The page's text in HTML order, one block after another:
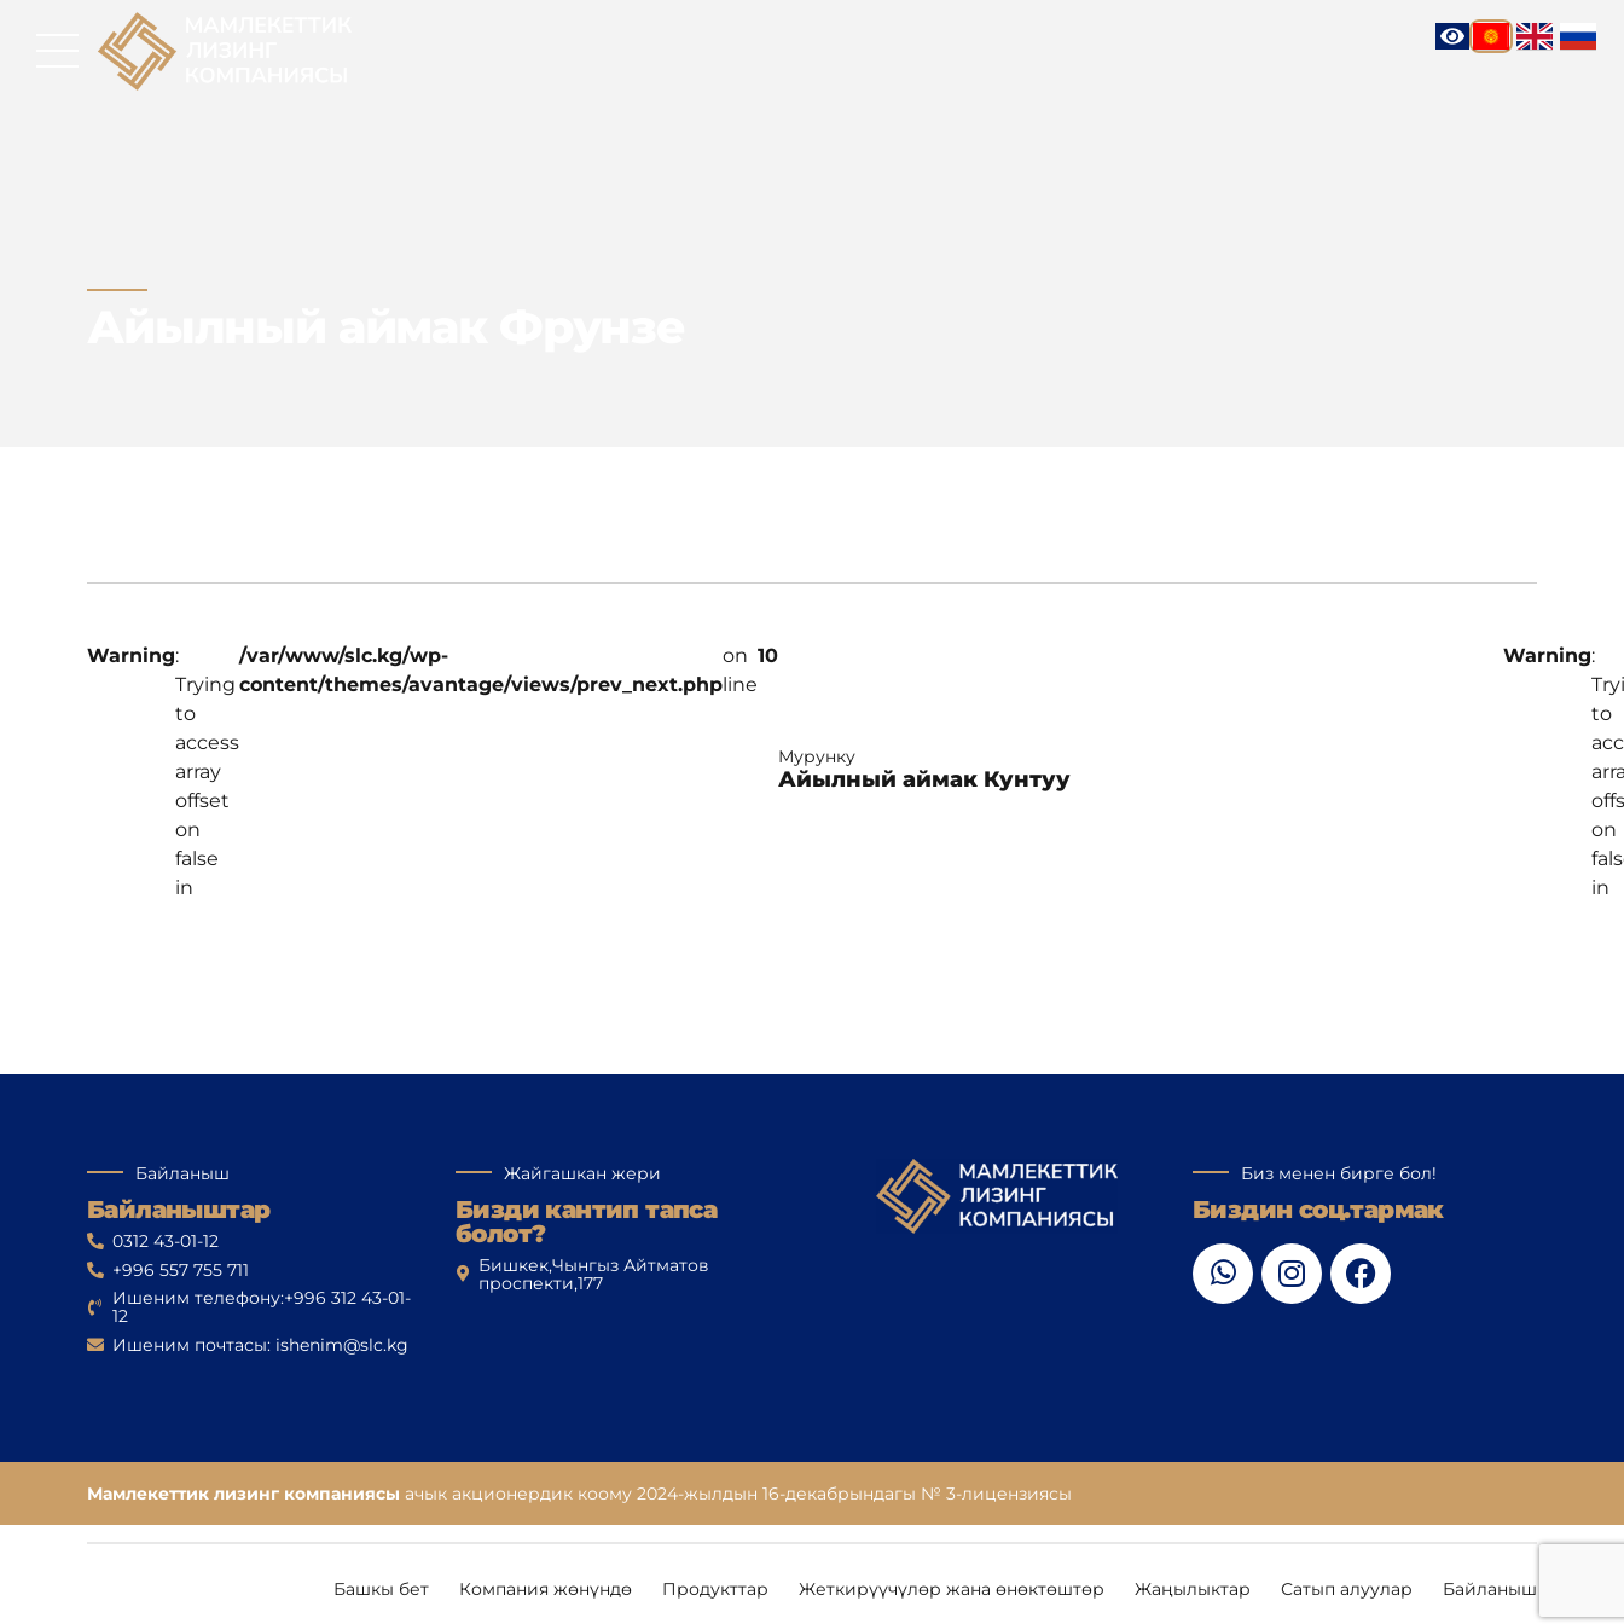
Warning:
Trying
to
access
array
offset
on
false
in
/var/www/slc.kg/wp-
content/themes/avantage/views/prev_next.php
on
line
10
Мурунку
Айылный аймак Кунтуу
Warning:
to
on
in
Байланыш
Байланыштар
0312 43-01-12
+996 557 755 711
Ишеним телефону:+996 312 43-01-
12
Ишеним почтасы: ishenim@slc.kg
Жайгашкан жери
Бизди кантип тапса
болот?
Бишкек,Чынгыз Айтматов
проспекти,177
Биз менен бирге бол!
Биздин соц.тармак
Мамлекеттик лизинг компаниясы ачык акционердик коому 2024-жылдын 16-декабрындагы № 3-лицензиясы
Башкы бет Компания жөнүндө Продукттар Жеткирүүчүлөр жана өнөктөштөр Жаңылыктар Сатып алуулар Байланыш